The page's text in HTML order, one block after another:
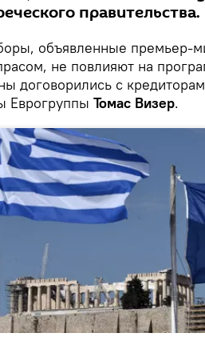
правительства.
объявленные премьер-
не повлияют на
договорились с
Еврогруппы Томас Визер.